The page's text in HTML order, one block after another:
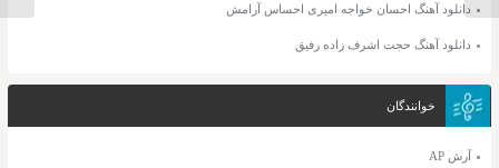
دانلود آهنگ احسان خواجه امیری احساس آرامش
دانلود آهنگ حجت اشرف زاده رفیق
خوانندگان
آرش AP